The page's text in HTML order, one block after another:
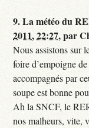
9.La météo du
2011, 22:27,par
Nous assistons sur
foire d’empoigne
accompagnés par
soupe est bonne
Ah la SNCF, le
nos malheurs, vite,